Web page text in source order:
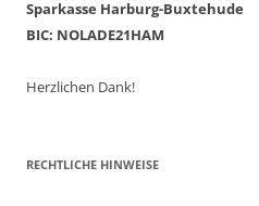
Sparkasse Harburg-Buxtehude
BIC: NOLADE21HAM
Herzlichen Dank!
RECHTLICHE HINWEISE